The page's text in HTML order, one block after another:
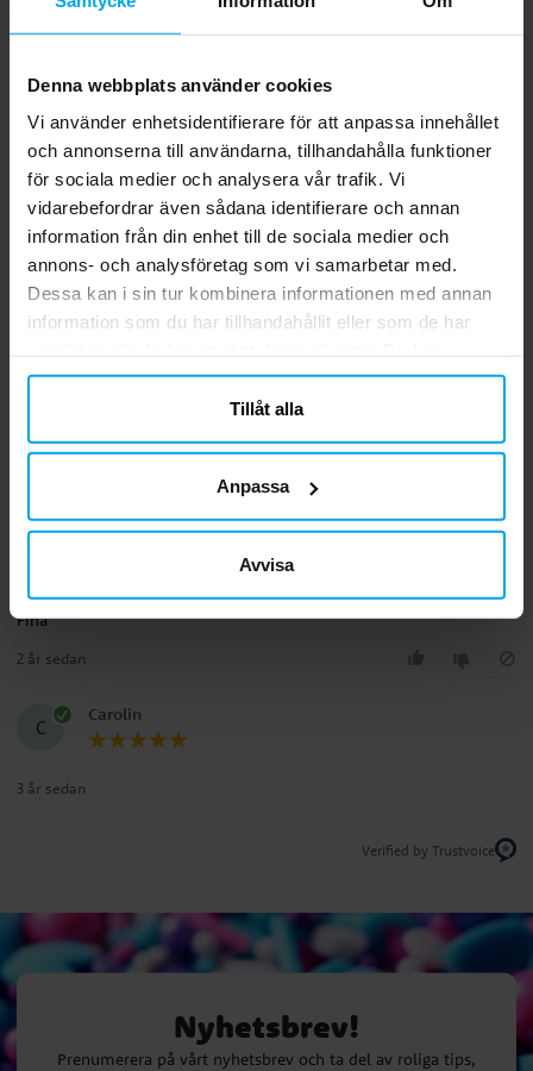
Denna webbplats använder cookies
Vi använder enhetsidentifierare för att anpassa innehållet
och annonserna till användarna, tillhandahålla funktioner
för sociala medier och analysera vår trafik. Vi
vidarebefordrar även sådana identifierare och annan
information från din enhet till de sociala medier och
annons- och analysföretag som vi samarbetar med.
Dessa kan i sin tur kombinera informationen med annan
information som du har tillhandahållit eller som de har
närsomhelst ändra ditt samtycke.
Tillåt alla
Anpassa
Avvisa
KÖP
4.3
3 betyg
5 ☆
4☆
☆
2 ☆
1 ☆
Recensioner (3)
Bra och lagom stora.
Fina
2 år sedan
C
Carolin
3 år sedan
Verified by Trustvoice
Nyhetsbrev!
Prenumerera på vårt nyhetsbrev och ta del av roliga tips,